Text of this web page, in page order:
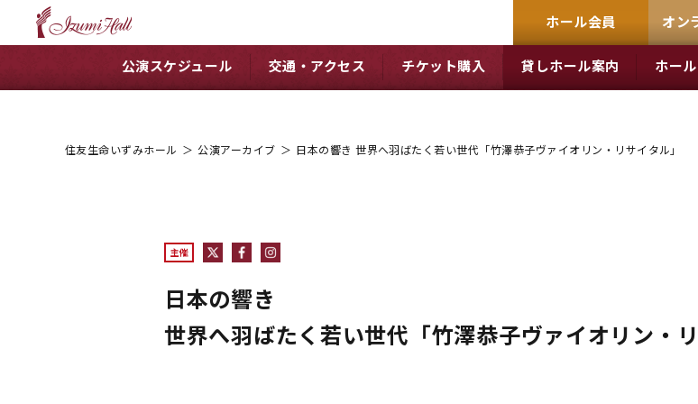
ホール会員 オン
公演スケジュール 交通・アクセス チケット購入 貸しホール案内 ホー
住友生命いずみホール ＞ 公演アーカイブ ＞ 日本の響き 世界へ羽ばたく若い世代「竹澤恭子ヴァイオリン・リサイタル」
主催
日本の響き
世界へ羽ばたく若い世代「竹澤恭子ヴァイオリン・リ